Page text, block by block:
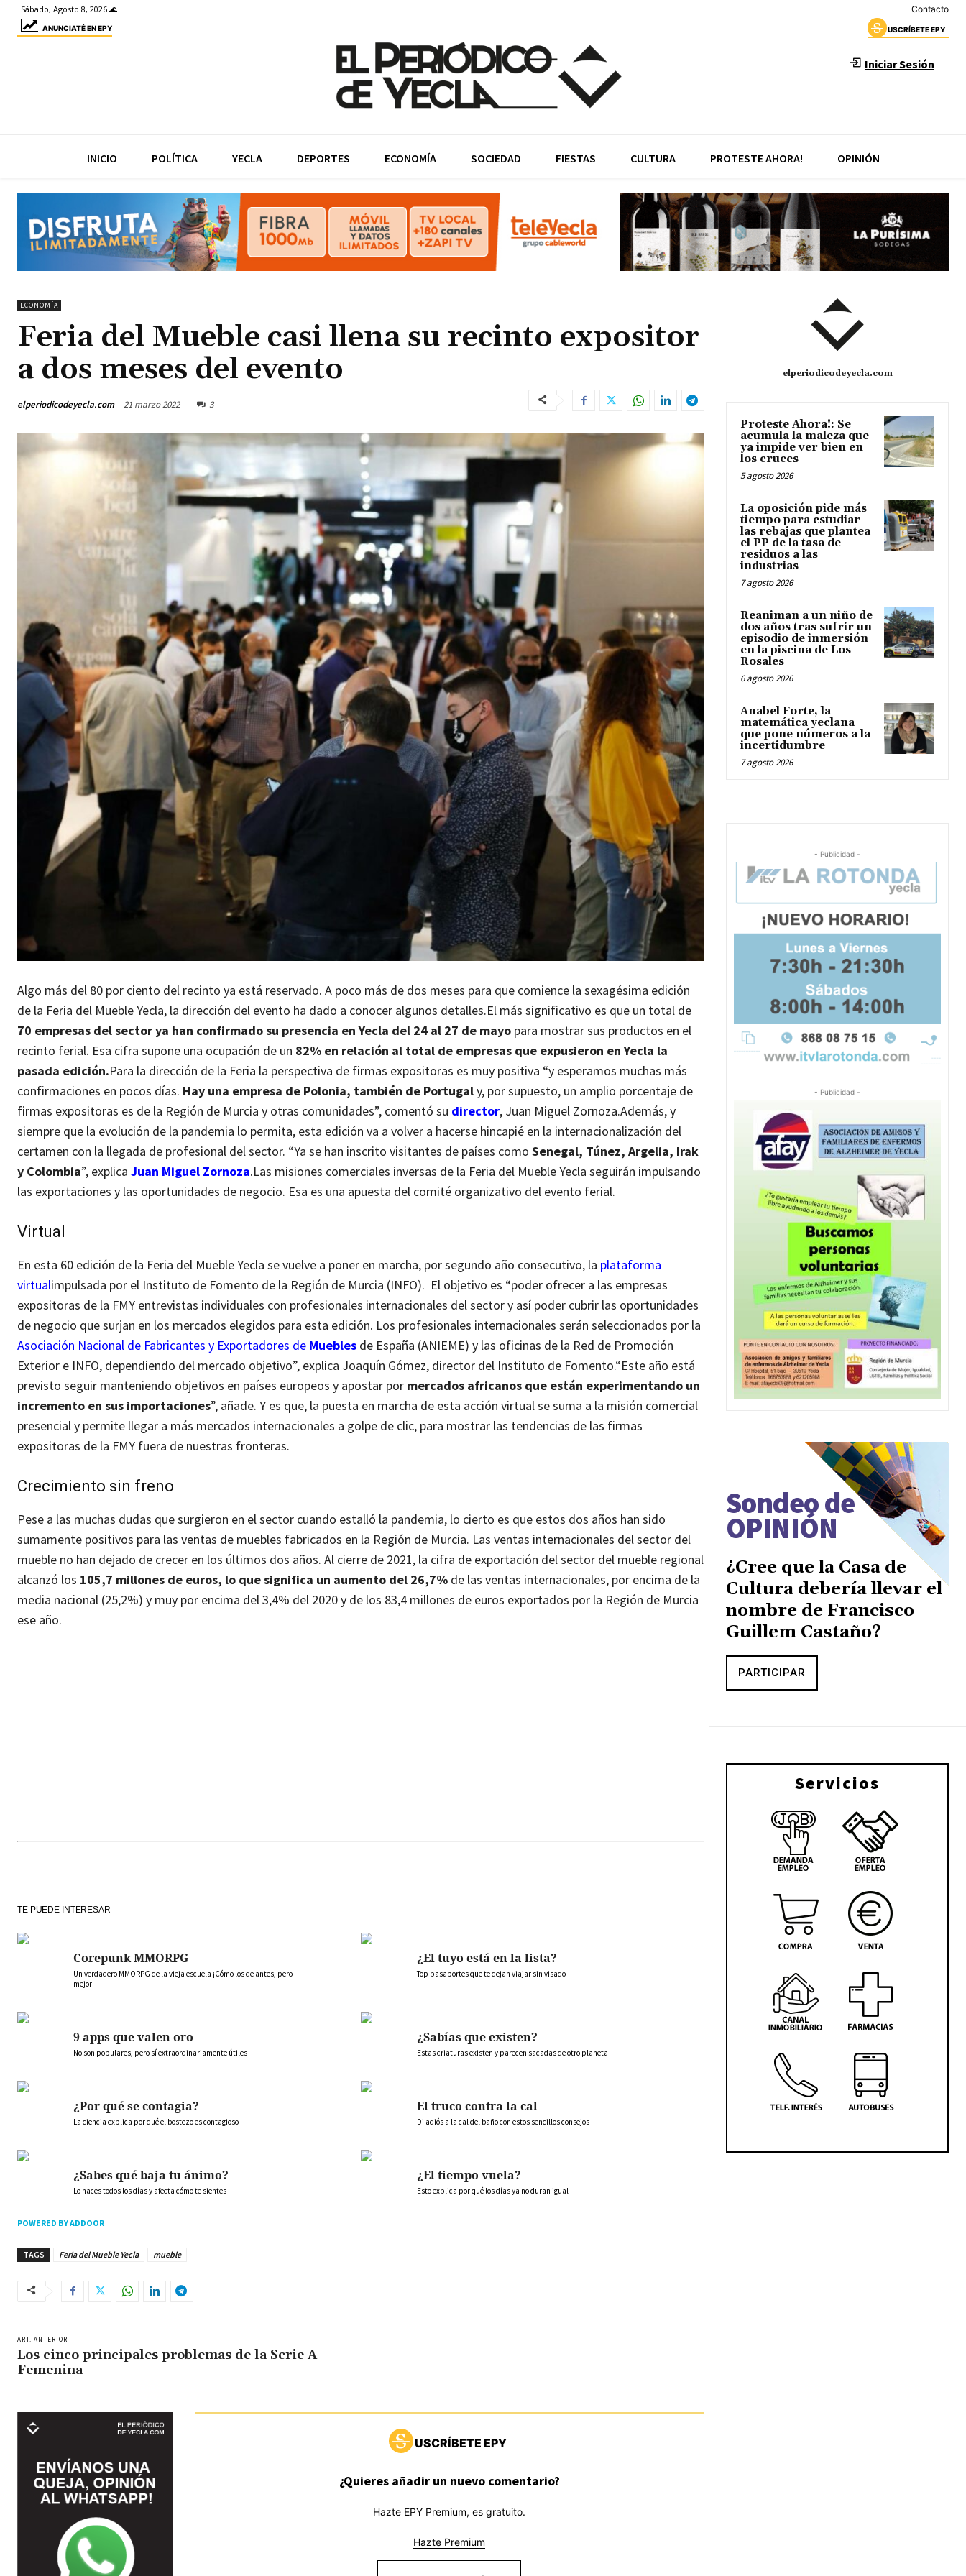
Sábado, Agosto 8, 2026 🌊 Contacto
ANUNCIATÉ EN EPY USCRÍBETE EPY
Iniciar Sesión
INICIO POLÍTICA YECLA DEPORTES ECONOMÍA SOCIEDAD FIESTAS CULTURA PROTESTE AHORA! OPINIÓN
ECONOMÍA
Feria del Mueble casi llena su recinto expositor
a dos meses del evento
elperiodicodeyecla.com 21 marzo 2022 3
Algo más del 80 por ciento del recinto ya está reservado. A poco más de dos meses para que comience la sexagésima edición
de la Feria del Mueble Yecla, la dirección del evento ha dado a conocer algunos detalles.El más significativo es que un total de
70 empresas del sector ya han confirmado su presencia en Yecla del 24 al 27 de mayo para mostrar sus productos en el
recinto ferial. Esa cifra supone una ocupación de un 82% en relación al total de empresas que expusieron en Yecla la
pasada edición.Para la dirección de la Feria la perspectiva de firmas expositoras es muy positiva “y esperamos muchas más
confirmaciones en pocos días. Hay una empresa de Polonia, también de Portugaly, por supuesto, un amplio porcentaje de
firmas expositoras es de la Región de Murcia y otras comunidades”, comentó su director, Juan Miguel Zornoza.Además, y
siempre que la evolución de la pandemia lo permita, esta edición va a volver a hacerse hincapié en la internacionalización del
certamen con la llegada de profesional del sector. “Ya se han inscrito visitantes de países como Senegal, Túnez, Argelia, Irak
y Colombia”, explica Juan Miguel Zornoza.Las misiones comerciales inversas de la Feria del Mueble Yecla seguirán impulsando
las exportaciones y las oportunidades de negocio. Esa es una apuesta del comité organizativo del evento ferial.
Virtual
En esta 60 edición de la Feria del Mueble Yecla se vuelve a poner en marcha, por segundo año consecutivo, la plataforma
virtualimpulsada por el Instituto de Fomento de la Región de Murcia (INFO). El objetivo es “poder ofrecer a las empresas
expositoras de la FMY entrevistas individuales con profesionales internacionales del sector y así poder cubrir las oportunidades
de negocio que surjan en los mercados elegidos para esta edición. Los profesionales internacionales serán seleccionados por la
Asociación Nacional de Fabricantes y Exportadores de Muebles de España (ANIEME) y las oficinas de la Red de Promoción
Exterior e INFO, dependiendo del mercado objetivo”, explica Joaquín Gómez, director del Instituto de Fomento.“Este año está
previsto seguir manteniendo objetivos en países europeos y apostar por mercados africanos que están experimentando un
incremento en sus importaciones”, añade. Y es que, la puesta en marcha de esta acción virtual se suma a la misión comercial
presencial y permite llegar a más mercados internacionales a golpe de clic, para mostrar las tendencias de las firmas
expositoras de la FMY fuera de nuestras fronteras.
Crecimiento sin freno
Pese a las muchas dudas que surgieron en el sector cuando estalló la pandemia, lo cierto es que estos dos años han sido
sumamente positivos para las ventas de muebles fabricados en la Región de Murcia. Las ventas internacionales del sector del
mueble no han dejado de crecer en los últimos dos años. Al cierre de 2021, la cifra de exportación del sector del mueble regional
alcanzó los 105,7 millones de euros, lo que significa un aumento del 26,7% de las ventas internacionales, por encima de la
media nacional (25,2%) y muy por encima del 3,4% del 2020 y de los 83,4 millones de euros exportados por la Región de Murcia
ese año.
TE PUEDE INTERESAR
Corepunk MMORPG
Un verdadero MMORPG de la vieja escuela ¡Cómo los de antes, pero
mejor!
¿El tuyo está en la lista?
Top pasaportes que te dejan viajar sin visado
9 apps que valen oro
No son populares, pero sí extraordinariamente útiles
¿Sabías que existen?
Estas criaturas existen y parecen sacadas de otro planeta
¿Por qué se contagia?
La ciencia explica por qué el bostezo es contagioso
El truco contra la cal
Di adiós a la cal del baño con estos sencillos consejos
¿Sabes qué baja tu ánimo?
Lo haces todos los días y afecta cómo te sientes
¿El tiempo vuela?
Esto explica por qué los días ya no duran igual
POWERED BY ADDOOR
TAGS Feria del Mueble Yecla mueble
ART. ANTERIOR
Los cinco principales problemas de la Serie A
Femenina
USCRÍBETE EPY
¿Quieres añadir un nuevo comentario?
Hazte EPY Premium, es gratuito.
Hazte Premium
elperiodicodeyecla.com
Proteste Ahora!: Se
acumula la maleza que
ya impide ver bien en
los cruces
5 agosto 2026
La oposición pide más
tiempo para estudiar
las rebajas que plantea
el PP de la tasa de
residuos a las
industrias
7 agosto 2026
Reaniman a un niño de
dos años tras sufrir un
episodio de inmersión
en la piscina de Los
Rosales
6 agosto 2026
Anabel Forte, la
matemática yeclana
que pone números a la
incertidumbre
7 agosto 2026
- Publicidad -
- Publicidad -
Sondeo de
OPINIÓN
¿Cree que la Casa de
Cultura debería llevar el
nombre de Francisco
Guillem Castaño?
PARTICIPAR
Servicios